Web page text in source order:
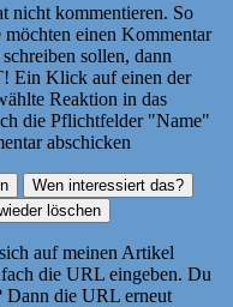
nicht kommentieren. So
einen Kommentar
sollen, dann
Ein Klick auf einen der
Reaktion in das
die Pflichtfelder "Name"
abschicken
auf meinen Artikel
die URL eingeben. Du
die URL erneut